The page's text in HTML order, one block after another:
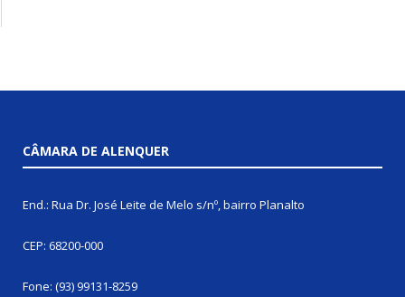
CÂMARA DE ALENQUER
End.: Rua Dr. José Leite de Melo s/nº, bairro Planalto
CEP: 68200-000
Fone: (93) 99131-8259